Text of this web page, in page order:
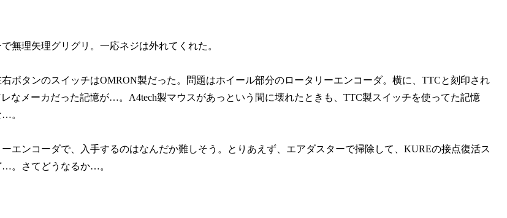
無理矢理グリグリ。一応ネジは外れてくれた。
ボタンのスイッチはOMRON製だった。問題はホイール部分のロータリーエンコーダ。横に、TTCと刻印され
なメーカだった記憶が…。A4tech製マウスがあっという間に壊れたときも、TTC製スイッチを使ってた記憶
。
エンコーダで、入手するのはなんだか難しそう。とりあえず、エアダスターで掃除して、KUREの接点復活ス
…。さてどうなるか…。